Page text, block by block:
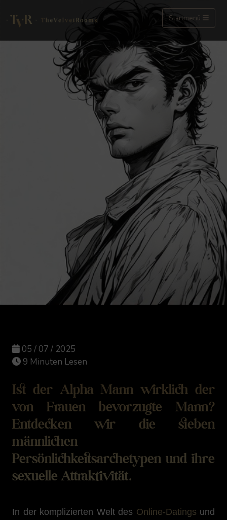
Startmenü
05 / 07 / 2025
9 Minuten Lesen
Ist der Alpha Mann wirklich der
von Frauen bevorzugte Mann?
Entdecken wir die sieben
männlichen
Persönlichkeitsarchetypen und ihre
sexuelle Attraktivität.
In der komplizierten Welt des Online-Datings und